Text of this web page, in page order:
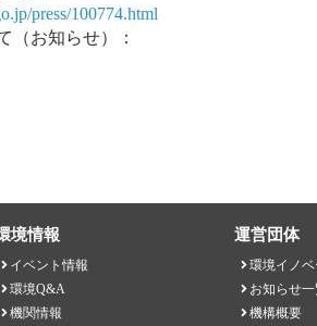
press/100774.html
（お知らせ）：
境情報
イベント情報
環境Q&A
機関情報
運営団体
環境イノ
お知らせ
機構概要